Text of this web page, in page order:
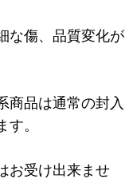
な傷、品質変化が
商品は通常の封入
。
お受け出来ませ